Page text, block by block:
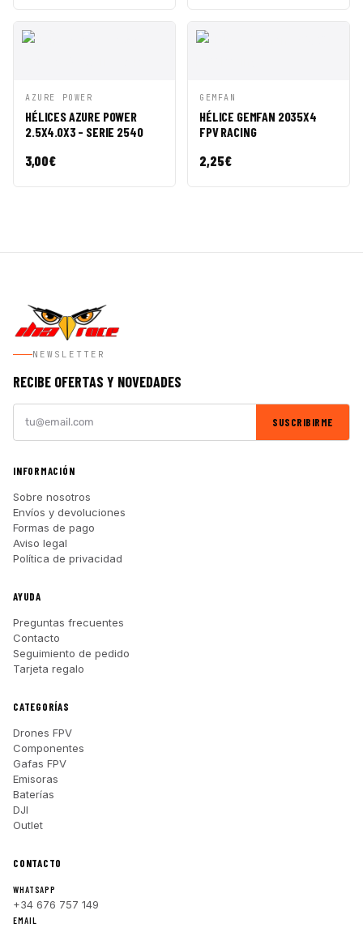
VISTA
RÁPIDA
CESTA
AZURE POWER
HÉLICES AZURE POWER
2.5X4.0X3 - SERIE 2540
3,00€
VISTA
RÁPIDA
CESTA
GEMFAN
HÉLICE GEMFAN 2035X4
FPV RACING
2,25€
NEWSLETTER
RECIBE OFERTAS Y NOVEDADES
SUSCRIBIRME
INFORMACIÓN
Sobre nosotros
Envíos y devoluciones
Formas de pago
Aviso legal
Política de privacidad
AYUDA
Preguntas frecuentes
Contacto
Seguimiento de pedido
Tarjeta regalo
CATEGORÍAS
Drones FPV
Componentes
Gafas FPV
Emisoras
Baterías
DJI
Outlet
CONTACTO
WHATSAPP
+34 676 757 149
EMAIL